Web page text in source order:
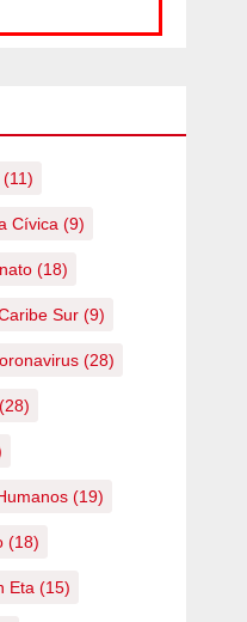
(11)
Cívica (9)
(18)
Sur (9)
(28)
(28)
(19)
(18)
Eta (15)